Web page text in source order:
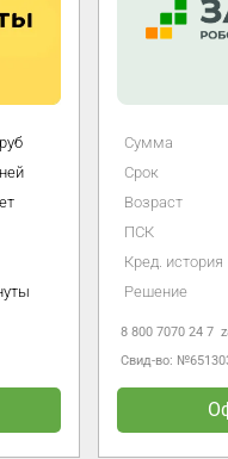
Сумма
Срок
Возраст
ПСК
Кред. история
Решение
8 800 7070 24 7
Свид-во: